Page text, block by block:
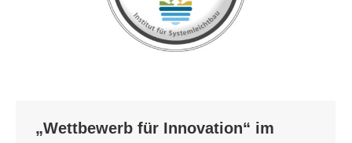
„Wettbewerb für Innovation“ im